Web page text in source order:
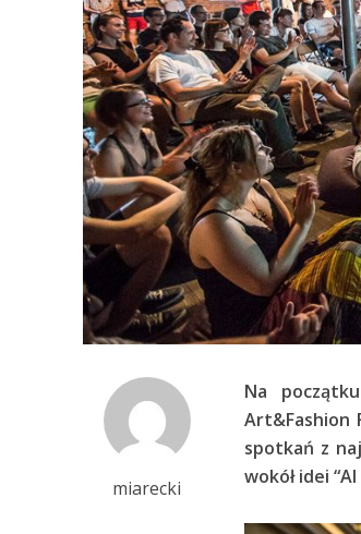
miarecki
Na
Art&Fashion
spotkań z
wokół idei